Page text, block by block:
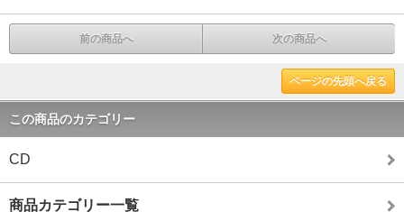
前の商品へ 次の商品へ
ページの先頭へ戻る
この商品のカテゴリー
CD
商品カテゴリー一覧